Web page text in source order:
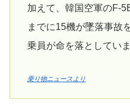
加えて、韓国空軍のF-
までに15機が墜落事故
乗員が命を落としていま
乗り物ニュースより